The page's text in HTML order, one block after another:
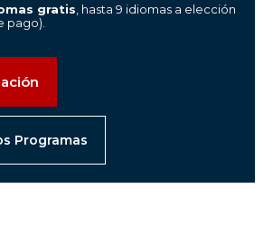
gratis , hasta 9 idiomas a elección
pago).
Programas